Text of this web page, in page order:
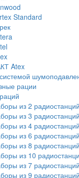
Standard
Atex
рации
из 2 радиостанций
из 3 радиостанций
из 4 радиостанций
из 6 радиостанций
из 8 радиостанций
из 10
из 7 радиостанций
из 9 радиостанций